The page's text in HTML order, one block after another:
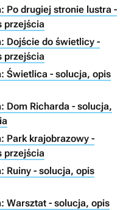
Po drugiej stronie lustra -
przejścia
Dojście do świetlicy -
przejścia
Świetlica - solucja, opis
Dom Richarda - solucja,
Park krajobrazowy -
przejścia
Ruiny - solucja, opis
Warsztat - solucja, opis